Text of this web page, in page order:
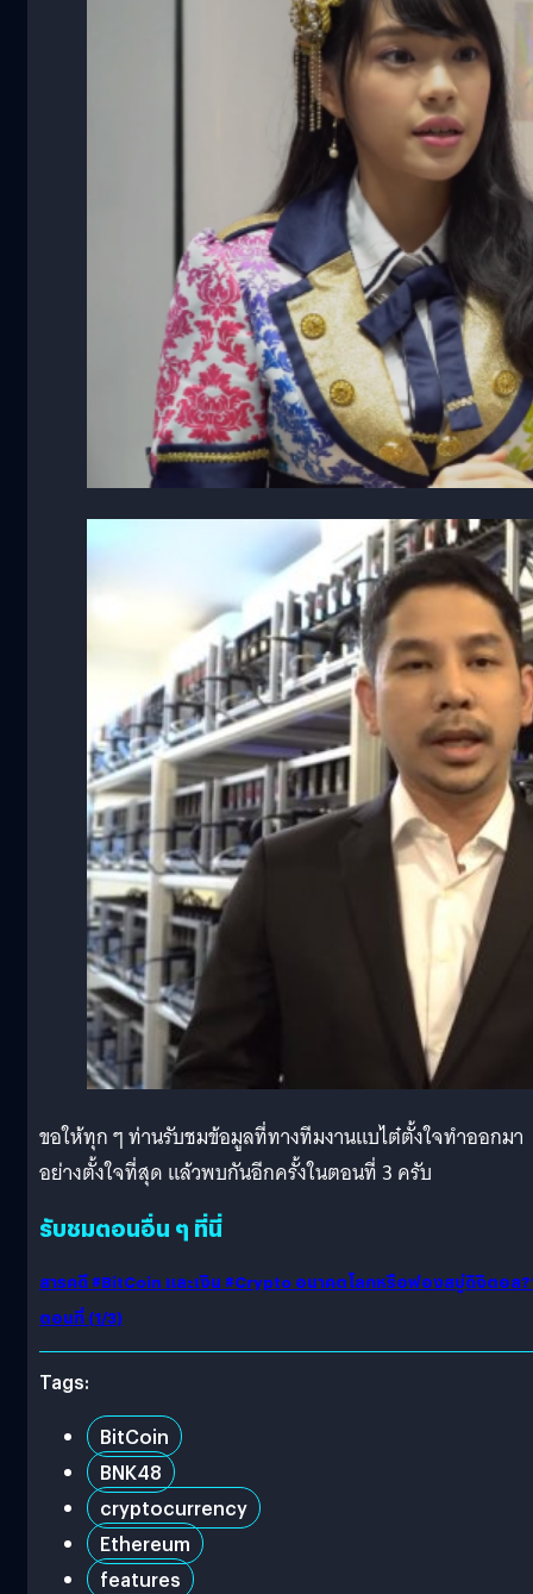
ขอให้ทุก ๆ ท่านรับชมข้อมูลที่ทางทีมงานแบไต๋ตั้งใจทำออกมา
อย่างตั้งใจที่สุด แล้วพบกันอีกครั้งในตอนที่ 3 ครับ
รับชมตอนอื่น ๆ ที่นี่
สารคดี #BitCoin และเงิน #Crypto อนาคตโลกหรือฟองสบู่ดิจิตอล
ตอนที่ (1/3)
Tags:
BitCoin
BNK48
cryptocurrency
Ethereum
features